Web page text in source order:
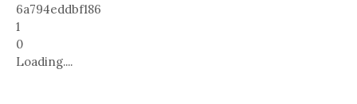
6a794eddbf186
1
0
Loading....